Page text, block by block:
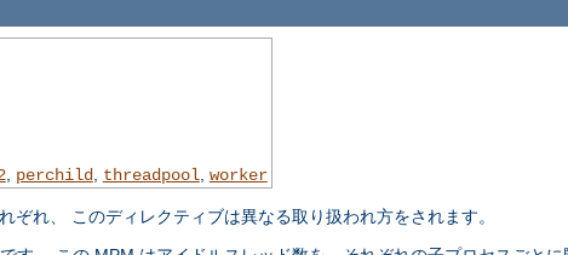
, perchild, threadpool, worker
れ、 このディレクティブは異なる取り扱われ方をされます。